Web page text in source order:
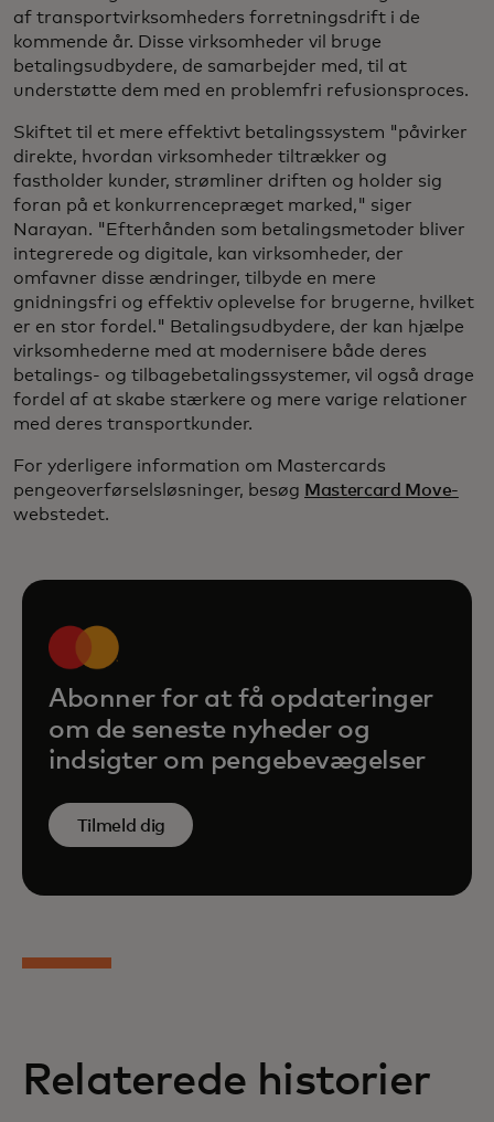
af transportvirksomheders forretningsdrift i de
kommende år. Disse virksomheder vil bruge
betalingsudbydere, de samarbejder med, til at
understøtte dem med en problemfri refusionsproces.
Skiftet til et mere effektivt betalingssystem "påvirker
direkte, hvordan virksomheder tiltrækker og
fastholder kunder, strømliner driften og holder sig
foran på et konkurrencepræget marked," siger
Narayan. "Efterhånden som betalingsmetoder bliver
integrerede og digitale, kan virksomheder, der
omfavner disse ændringer, tilbyde en mere
gnidningsfri og effektiv oplevelse for brugerne, hvilket
er en stor fordel." Betalingsudbydere, der kan hjælpe
virksomhederne med at modernisere både deres
betalings- og tilbagebetalingssystemer, vil også drage
fordel af at skabe stærkere og mere varige relationer
med deres transportkunder.
For yderligere information om Mastercards
pengeoverførselsløsninger, besøg Mastercard Move-
webstedet.
Abonner for at få opdateringer
om de seneste nyheder og
indsigter om pengebevægelser
Tilmeld dig
Relaterede historier